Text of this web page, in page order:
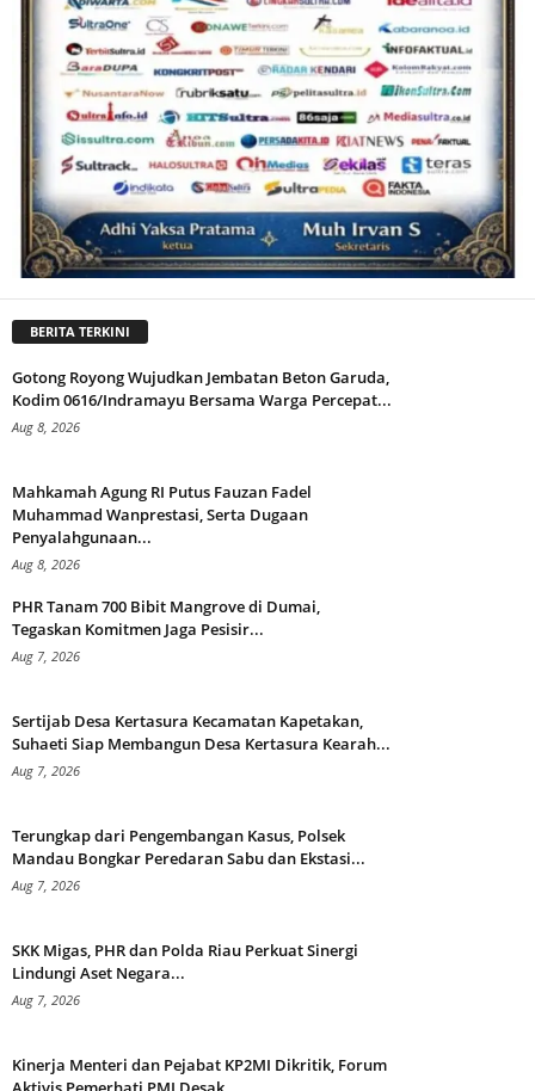
BERITA TERKINI
Gotong Royong Wujudkan Jembatan Beton Garuda,
Kodim 0616/Indramayu Bersama Warga Percepat...
Aug 8, 2026
Mahkamah Agung RI Putus Fauzan Fadel
Muhammad Wanprestasi, Serta Dugaan
Penyalahgunaan...
Aug 8, 2026
PHR Tanam 700 Bibit Mangrove di Dumai,
Tegaskan Komitmen Jaga Pesisir...
Aug 7, 2026
Sertijab Desa Kertasura Kecamatan Kapetakan,
Suhaeti Siap Membangun Desa Kertasura Kearah...
Aug 7, 2026
Terungkap dari Pengembangan Kasus, Polsek
Mandau Bongkar Peredaran Sabu dan Ekstasi...
Aug 7, 2026
SKK Migas, PHR dan Polda Riau Perkuat Sinergi
Lindungi Aset Negara...
Aug 7, 2026
Kinerja Menteri dan Pejabat KP2MI Dikritik, Forum